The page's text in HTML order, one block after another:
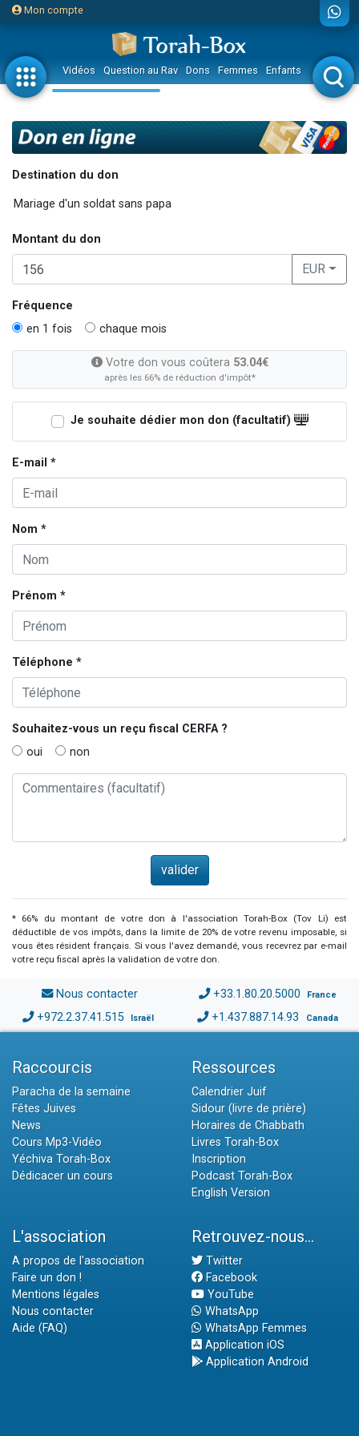
Mon compte
Vidéos Question au Rav Dons Femmes Enfants Etude sur
Destination du don
Montant du don
EUR
Fréquence
en 1 fois
chaque mois
Votre don vous coûtera 53.04€
après les 66% de réduction d'impôt*
Je souhaite dédier mon don (facultatif)
E-mail *
Nom *
Prénom *
Téléphone *
Souhaitez-vous un reçu fiscal CERFA?
oui
non
* 66% du montant de votre don à l'association Torah-Box (Tov Li) est
déductible de vos impôts, dans la limite de 20% de votre revenu imposable, si
vous êtes résident français. Si vous l'avez demandé, vous recevrez par e-mail
votre reçu fiscal après la validation de votre don.
Nous contacter +33.1.80.20.5000 France
+972.2.37.41.515 Israël +1.437.887.14.93 Canada
Raccourcis
Paracha de la semaine
Fêtes Juives
News
Cours Mp3-Vidéo
Yéchiva Torah-Box
Dédicacer un cours
Ressources
Calendrier Juif
Sidour (livre de prière)
Horaires de Chabbath
Livres Torah-Box
Inscription
Podcast Torah-Box
English Version
L'association
A propos de l'association
Faire un don !
Mentions légales
Nous contacter
Aide (FAQ)
Retrouvez-nous...
Twitter
Facebook
YouTube
WhatsApp
WhatsApp Femmes
Application iOS
Application Android